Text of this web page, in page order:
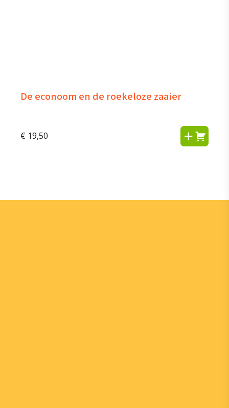
De econoom en de roekeloze zaaier
€ 19,50